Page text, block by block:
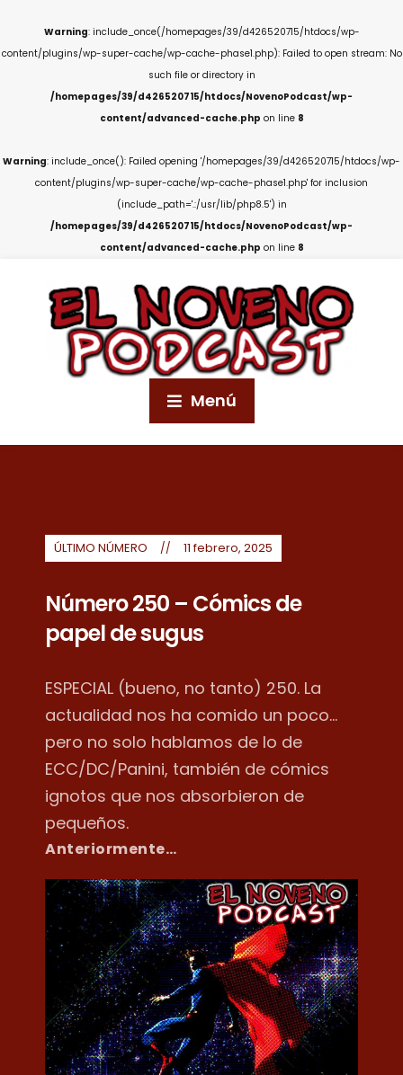
Warning: include_once(/homepages/39/d426520715/htdocs/wp-
content/plugins/wp-super-cache/wp-cache-phase1.php): Failed to open stream: No
such file or directory in
/homepages/39/d426520715/htdocs/NovenoPodcast/wp-
content/advanced-cache.php on line 8
Warning: include_once(): Failed opening '/homepages/39/d426520715/htdocs/wp-
content/plugins/wp-super-cache/wp-cache-phase1.php' for inclusion
(include_path='.:/usr/lib/php8.5') in
/homepages/39/d426520715/htdocs/NovenoPodcast/wp-
content/advanced-cache.php on line 8
Menú
ÚLTIMO NÚMERO 11 febrero, 2025
Número 250 – Cómics de
papel de sugus
ESPECIAL (bueno, no tanto) 250. La
actualidad nos ha comido un poco...
pero no solo hablamos de lo de
ECC/DC/Panini, también de cómics
ignotos que nos absorbieron de
pequeños.
Anteriormente…